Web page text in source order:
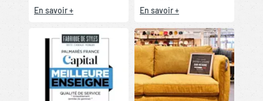
En savoir + En savoir +